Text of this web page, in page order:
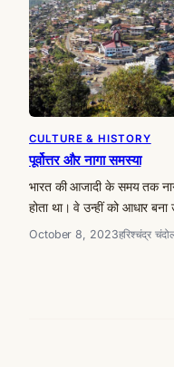
CULTURE & HISTORY
पूर्वोत्तर और नागा समस्या
भारत की आजादी के समय तक
होता था। वे उन्हीं को आधार
October 8, 2023हरिश्चंद्र